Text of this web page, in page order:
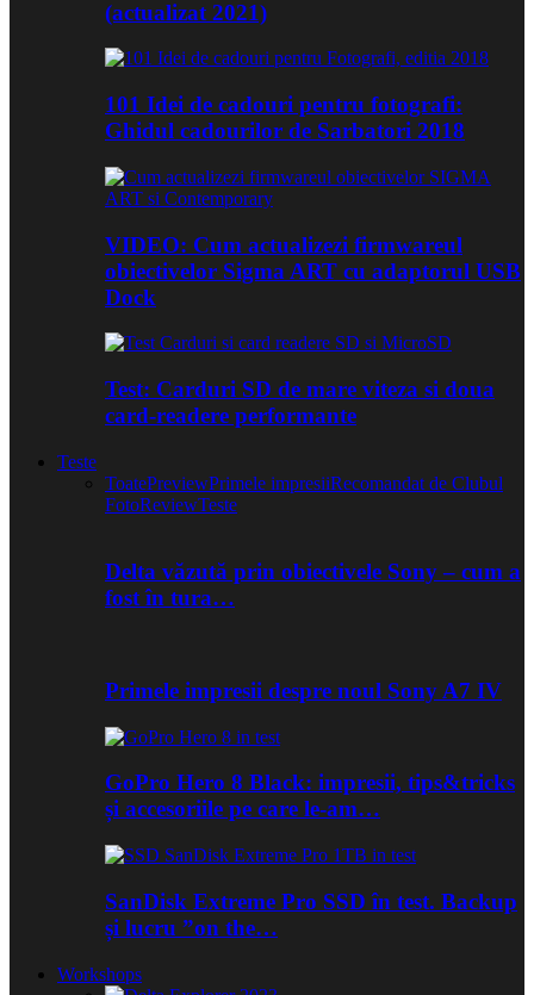
(actualizat 2021)
101 Idei de cadouri pentru fotografi:
Ghidul cadourilor de Sarbatori 2018
VIDEO: Cum actualizezi firmwareul
obiectivelor Sigma ART cu adaptorul USB
Dock
Test: Carduri SD de mare viteza si doua
card-readere performante
Teste
ToatePreviewPrimele impresiiRecomandat de Clubul
FotoReviewTeste
Delta văzută prin obiectivele Sony – cum a
fost în tura…
Primele impresii despre noul Sony A7 IV
GoPro Hero 8 Black: impresii, tips&tricks
și accesoriile pe care le-am…
SanDisk Extreme Pro SSD în test. Backup
și lucru ”on the…
Workshops